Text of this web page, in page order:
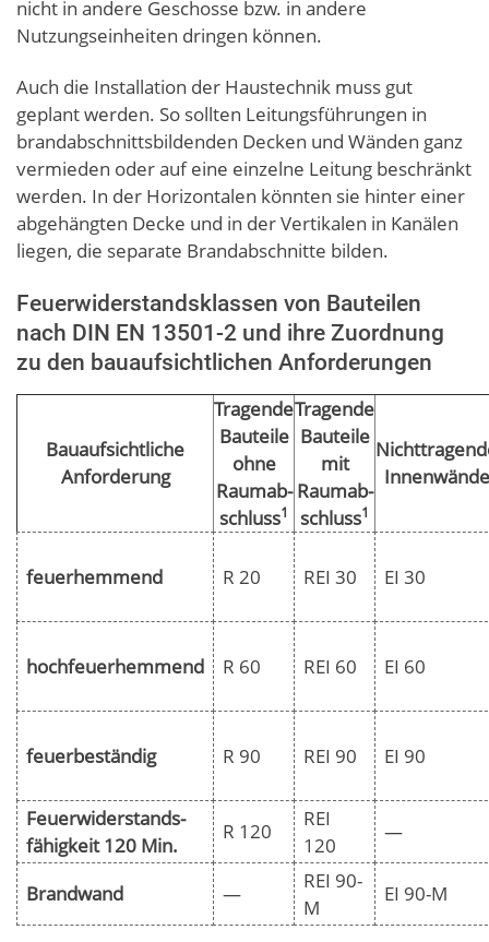
nicht in andere Geschosse bzw. in andere
Nutzungseinheiten dringen können.
Auch die Installation der Haustechnik muss gut
geplant werden. So sollten Leitungsführungen in
brandabschnittsbildenden Decken und Wänden ganz
vermieden oder auf eine einzelne Leitung beschränkt
werden. In der Horizontalen könnten sie hinter einer
abgehängten Decke und in der Vertikalen in Kanälen
liegen, die separate Brandabschnitte bilden.
Feuerwiderstandsklassen von Bauteilen
nach DIN EN 13501-2 und ihre Zuordnung
zu den bauaufsichtlichen Anforderungen
Bauaufsichtliche
Anforderung
Tragende
Bauteile
ohne
Raumab-
schluss1
Tragende
Bauteile
mit
Raumab-
schluss1
Innenwände
feuerhemmend R 20 REI 30 EI 30
hochfeuerhemmend R 60 REI 60 EI 60
feuerbeständig R 90 REI 90 EI 90
Feuerwiderstands-
fähigkeit 120 Min.
R 120
REI
120
—
Brandwand —
REI 90-
M
EI 90-M